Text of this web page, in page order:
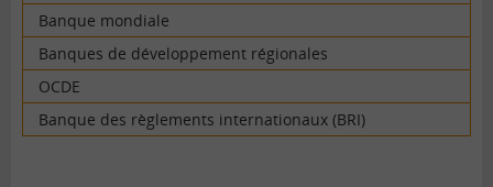
Banque mondiale
Banques de développement régionales
OCDE
Banque des règlements internationaux (BRI)